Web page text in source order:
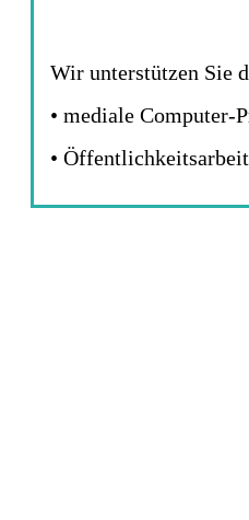
Wir unterstützen Sie
• mediale Computer-
• Öffentlichkeitsarbeit